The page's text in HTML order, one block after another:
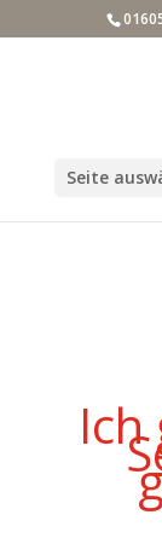
Seite
Ich